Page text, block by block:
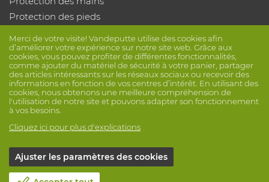
Merci de votre visite! Vandeputte utilise des cookies afin
d’améliorer votre expérience sur notre site web. Grâce aux
cookies, vous pouvez profiter de différentes fonctionnalités,
comme ajouter du matériel de sécurité à votre panier, partager
des articles intéressants sur les réseaux sociaux ou recevoir des
informations en fonction de vos centres d’intérêt. En utilisant des
cookies, nous obtenons une meilleure compréhension de
l'utilisation de notre site et pouvons adapter son fonctionnement
à vos besoins.
Cliquez ici pour plus d'explications
Ajuster les paramètres des cookies
Protection des pieds
Suivez nous
© Vandeputte Conditions de vente
Avis de non-responsabilité
Paramètres de cookies